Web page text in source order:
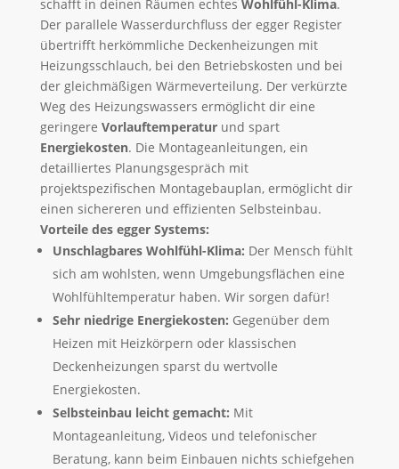
schafft in deinen Räumen echtes Wohlfühl-Klima.
Der parallele Wasserdurchfluss der egger Register
übertrifft herkömmliche Deckenheizungen mit
Heizungsschlauch, bei den Betriebskosten und bei
der gleichmäßigen Wärmeverteilung. Der verkürzte
Weg des Heizungswassers ermöglicht dir eine
geringere Vorlauftemperaturund spart
Energiekosten. Die Montageanleitungen, ein
detailliertes Planungsgespräch mit
projektspezifischen Montagebauplan, ermöglicht dir
einen sichereren und effizienten Selbsteinbau.
Vorteile des egger Systems:
Unschlagbares Wohlfühl-Klima: Der Mensch fühlt
sich am wohlsten, wenn Umgebungsflächen eine
Wohlfühltemperatur haben. Wir sorgen dafür!
Sehr niedrige Energiekosten: Gegenüber dem
Heizen mit Heizkörpern oder klassischen
Deckenheizungen sparst du wertvolle
Energiekosten.
Selbsteinbau leicht gemacht: Mit
Montageanleitung, Videos und telefonischer
Beratung, kann beim Einbauen nichts schiefgehen